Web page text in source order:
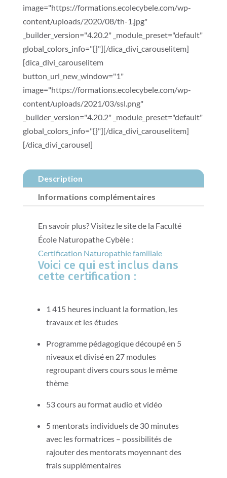
image="https://formations.ecolecybele.com/wp-
content/uploads/2020/08/th-1.jpg"
_builder_version="4.20.2" _module_preset="default"
global_colors_info="{}"][/dica_divi_carouselitem]
[dica_divi_carouselitem
button_url_new_window="1"
image="https://formations.ecolecybele.com/wp-
content/uploads/2021/03/ssl.png"
_builder_version="4.20.2" _module_preset="default"
global_colors_info="{}"][/dica_divi_carouselitem]
[/dica_divi_carousel]
Description
Informations complémentaires
En savoir plus? Visitez le site de la Faculté
École Naturopathe Cybèle :
Certification Naturopathie familiale
Voici ce qui est inclus dans
cette certification :
1 415 heures incluant la formation, les
travaux et les études
Programme pédagogique découpé en 5
niveaux et divisé en 27 modules
regroupant divers cours sous le même
thème
53 cours au format audio et vidéo
5 mentorats individuels de 30 minutes
avec les formatrices – possibilités de
rajouter des mentorats moyennant des
frais supplémentaires